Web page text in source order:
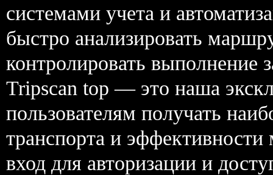
системами учета и
быстро анализировать
контролировать выполнение
Tripscan top — это наша
пользователям получать
транспорта и
вход для авторизации и